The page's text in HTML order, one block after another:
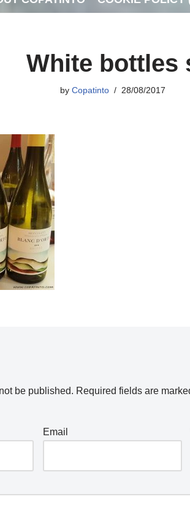
White bottles
by Copatinto 28/08/2017
be published. Required fields are
Email